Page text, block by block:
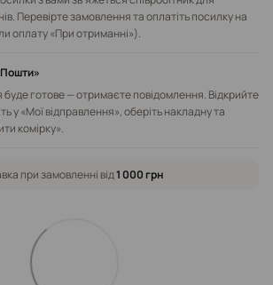
Перевірте замовлення та оплатіть посилку на
оплату «При отриманні»).
готове — отримаєте повідомлення. Відкрийте
у «Мої відправлення», оберіть накладну та
комірку».
при замовленні від1 000 грн